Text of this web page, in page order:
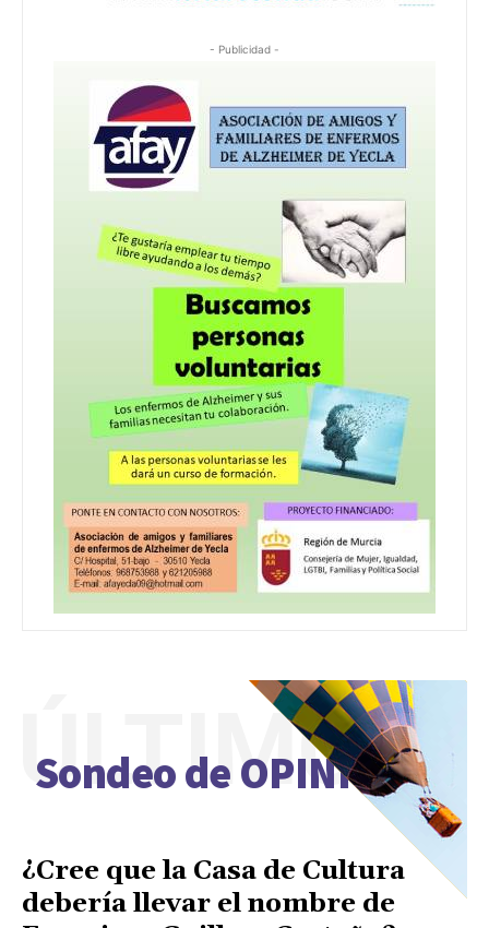
- Publicidad -
Sondeo de OPINIÓN
ÚLTIMO
¿Cree que la Casa de Cultura
debería llevar el nombre de